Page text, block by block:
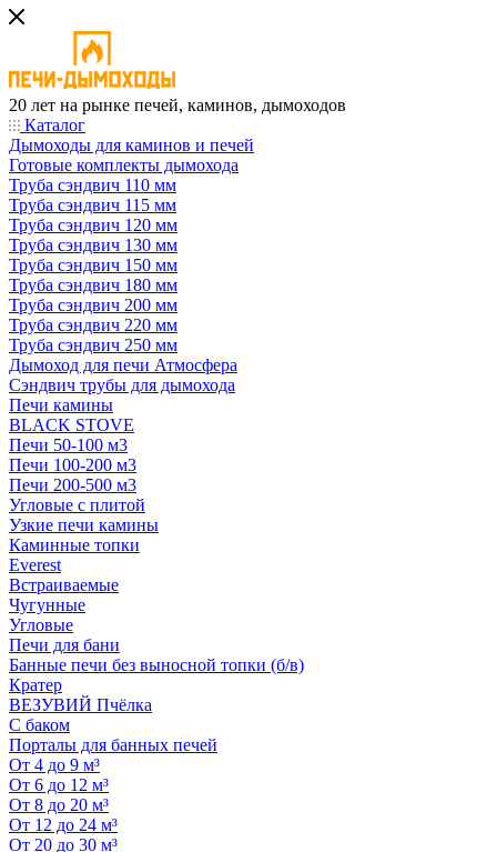
20 лет на рынке печей, каминов, дымоходов
Каталог
Дымоходы для каминов и печей
Готовые комплекты дымохода
Труба сэндвич 110 мм
Труба сэндвич 115 мм
Труба сэндвич 120 мм
Труба сэндвич 130 мм
Труба сэндвич 150 мм
Труба сэндвич 180 мм
Труба сэндвич 200 мм
Труба сэндвич 220 мм
Труба сэндвич 250 мм
Дымоход для печи Атмосфера
Сэндвич трубы для дымохода
Печи камины
BLACK STOVE
Печи 50-100 м3
Печи 100-200 м3
Печи 200-500 м3
Угловые с плитой
Узкие печи камины
Каминные топки
Everest
Встраиваемые
Чугунные
Угловые
Печи для бани
Банные печи без выносной топки (б/в)
Кратер
ВЕЗУВИЙ Пчёлка
С баком
Порталы для банных печей
От 4 до 9 м³
От 6 до 12 м³
От 8 до 20 м³
От 12 до 24 м³
От 20 до 30 м³